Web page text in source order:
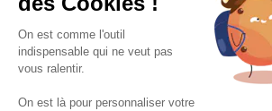
VOS SERVICES